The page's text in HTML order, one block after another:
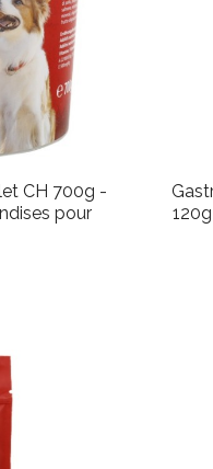
CH 700g -
pour